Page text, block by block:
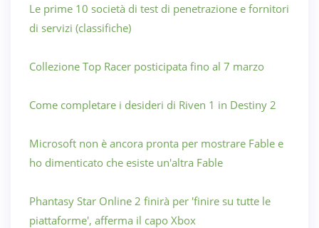
Le prime 10 società di test di penetrazione e fornitori
di servizi (classifiche)
Collezione Top Racer posticipata fino al 7 marzo
Come completare i desideri di Riven 1 in Destiny 2
Microsoft non è ancora pronta per mostrare Fable e
ho dimenticato che esiste un'altra Fable
Phantasy Star Online 2 finirà per 'finire su tutte le
piattaforme', afferma il capo Xbox